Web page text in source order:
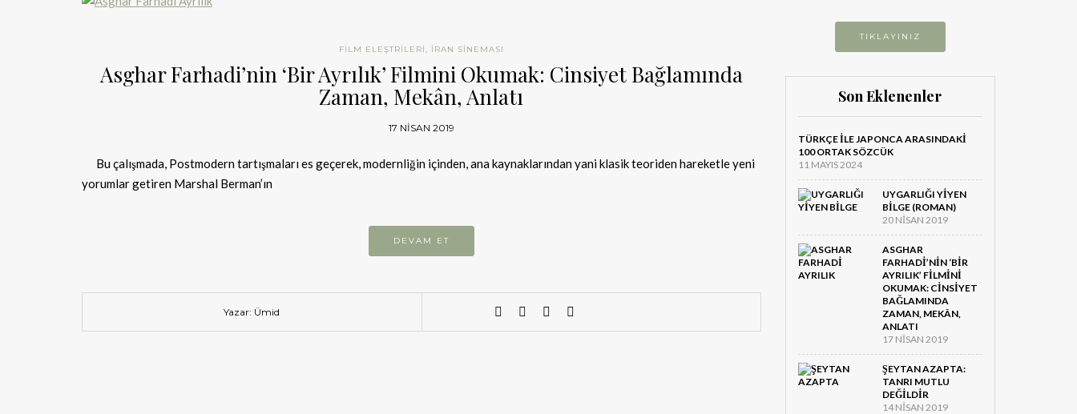
FILM ELEŞTRILERI, İRAN SINEMASI
Asghar Farhadi’nin ‘Bir Ayrılık’ Filmini Okumak: Cinsiyet Bağlamında
Zaman, Mekân, Anlatı
17 NISAN 2019
Bu çalışmada, Postmodern tartışmaları es geçerek, modernliğin içinden, ana kaynaklarından yani klasik teoriden hareketle yeni
yorumlar getiren Marshal Berman’ın
DEVAM ET
Yazar: Ümid
TIKLAYINIZ
Son Eklenenler
TÜRKÇE ILE JAPONCA ARASINDAKI
100 ORTAK SÖZCÜK
11 MAYIS 2024
UYGARLIĞI YIYEN
BILGE (ROMAN)
20 NISAN 2019
ASGHAR
FARHADI’NIN ‘BIR
AYRILIK’ FILMINI
OKUMAK: CINSIYET
BAĞLAMINDA
ZAMAN, MEKÂN,
ANLATI
17 NISAN 2019
ŞEYTAN AZAPTA:
TANRI MUTLU
DEĞILDIR
14 NISAN 2019